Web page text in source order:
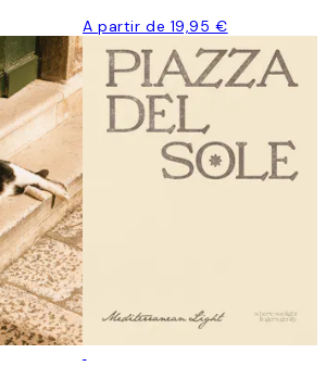
A partir de 19,95 €